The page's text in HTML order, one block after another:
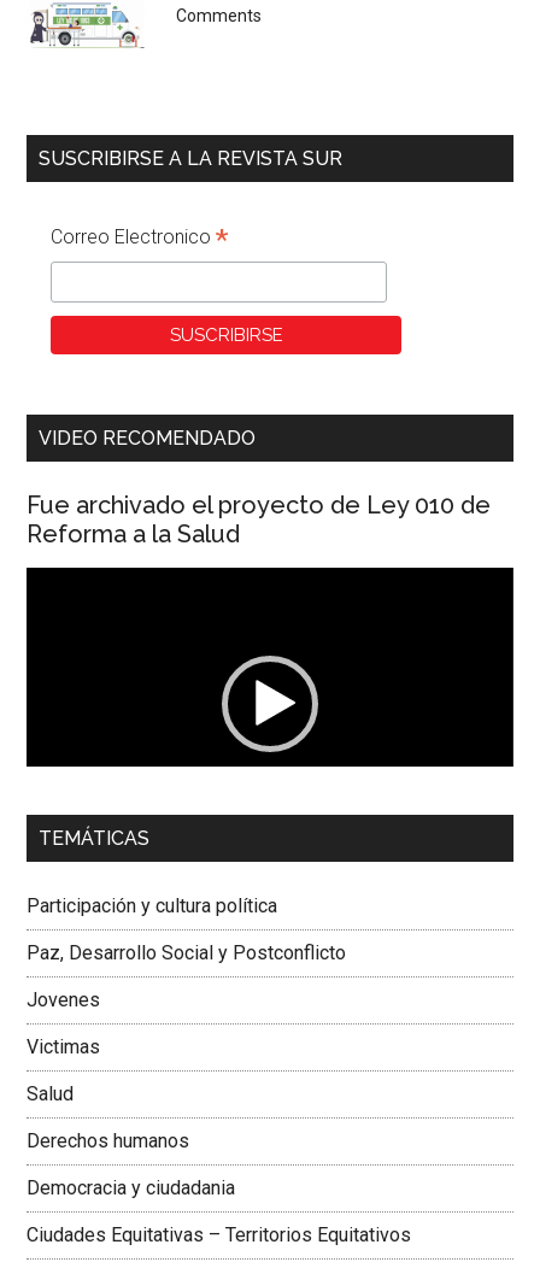
Comments
SUSCRIBIRSE A LA REVISTA SUR
Correo Electronico*
VIDEO RECOMENDADO
Fue archivado el proyecto de Ley 010 de
Reforma a la Salud
00:00 01:04
Dra. Carolina Corcho Mejía,Presidenta Corporación
Colombiana
TEMÁTICAS
Participación y cultura política
Paz, Desarrollo Social y Postconflicto
Jovenes
Victimas
Salud
Derechos humanos
Democracia y ciudadania
Ciudades Equitativas – Territorios Equitativos